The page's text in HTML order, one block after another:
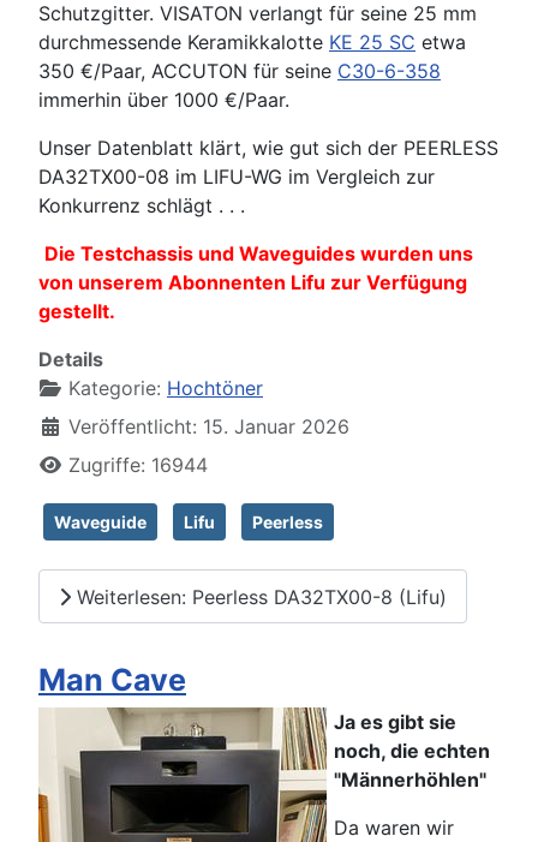
Schutzgitter. VISATON verlangt für seine 25 mm
durchmessende Keramikkalotte KE 25 SC etwa
350 €/Paar, ACCUTON für seine C30-6-358
immerhin über 1000 €/Paar.
Unser Datenblatt klärt, wie gut sich der PEERLESS
DA32TX00-08 im LIFU-WG im Vergleich zur
Konkurrenz schlägt . . .
Die Testchassis und Waveguides wurden uns
von unserem Abonnenten Lifu zur Verfügung
gestellt.
Details
Kategorie: Hochtöner
Veröffentlicht: 15. Januar 2026
Zugriffe: 16944
Waveguide Lifu Peerless
Weiterlesen: Peerless DA32TX00-8 (Lifu)
Man Cave
Ja es gibt sie
noch, die echten
"Männerhöhlen"
Da waren wir